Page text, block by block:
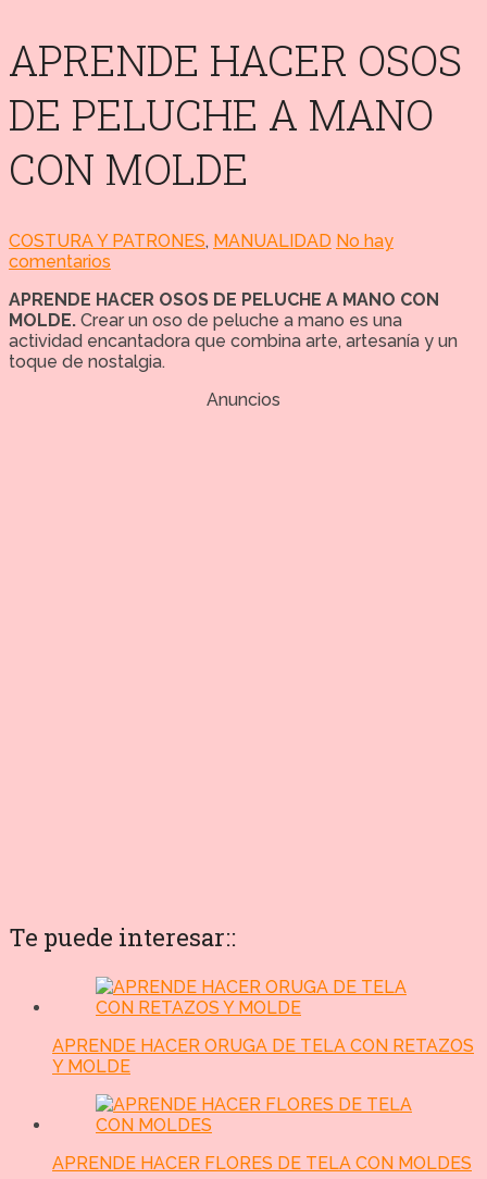
APRENDE HACER OSOS
DE PELUCHE A MANO
CON MOLDE
COSTURA Y PATRONES, MANUALIDAD No hay
comentarios
APRENDE HACER OSOS DE PELUCHE A MANO CON
MOLDE. Crear un oso de peluche a mano es una
actividad encantadora que combina arte, artesanía y un
toque de nostalgia.
Anuncios
Te puede interesar::
APRENDE HACER ORUGA DE TELA CON RETAZOS
Y MOLDE
APRENDE HACER FLORES DE TELA CON MOLDES